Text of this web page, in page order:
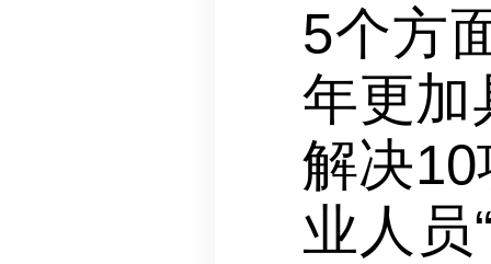
5个方
年更加
解决
业人员